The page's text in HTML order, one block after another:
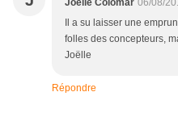
Joëlle Colomar 06/08/
Il a su laisser une
folles des concepteurs,
Joëlle
Répondre